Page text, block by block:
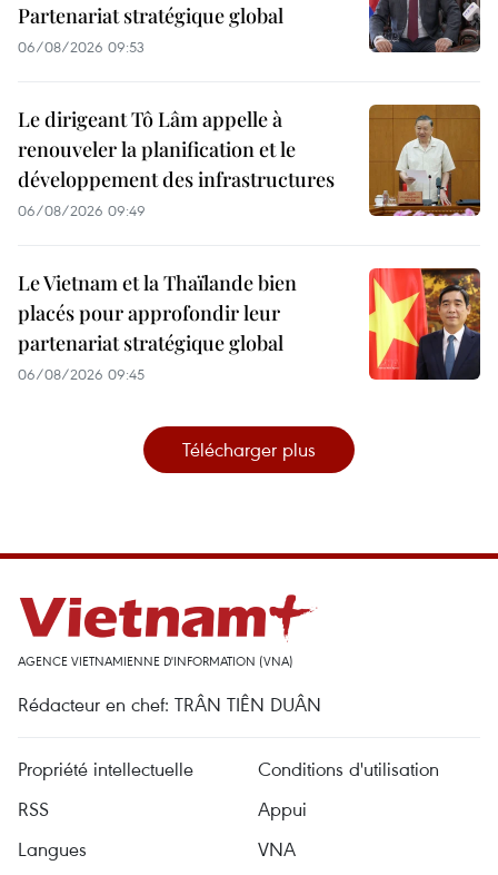
Partenariat stratégique global
06/08/2026 09:53
Le dirigeant Tô Lâm appelle à
renouveler la planification et le
développement des infrastructures
06/08/2026 09:49
Le Vietnam et la Thaïlande bien
placés pour approfondir leur
partenariat stratégique global
06/08/2026 09:45
Télécharger plus
AGENCE VIETNAMIENNE D'INFORMATION (VNA)
Rédacteur en chef: TRÂN TIÊN DUÂN
Propriété intellectuelle
Conditions d'utilisation
RSS
Appui
Langues
VNA